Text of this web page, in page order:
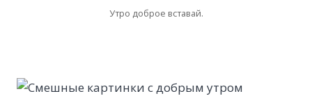
Утро доброе вставай.